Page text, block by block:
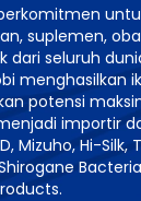
suplemen,
dari seluruh
menghasilkan
potensi
importir
Mizuho, Hi-Silk,